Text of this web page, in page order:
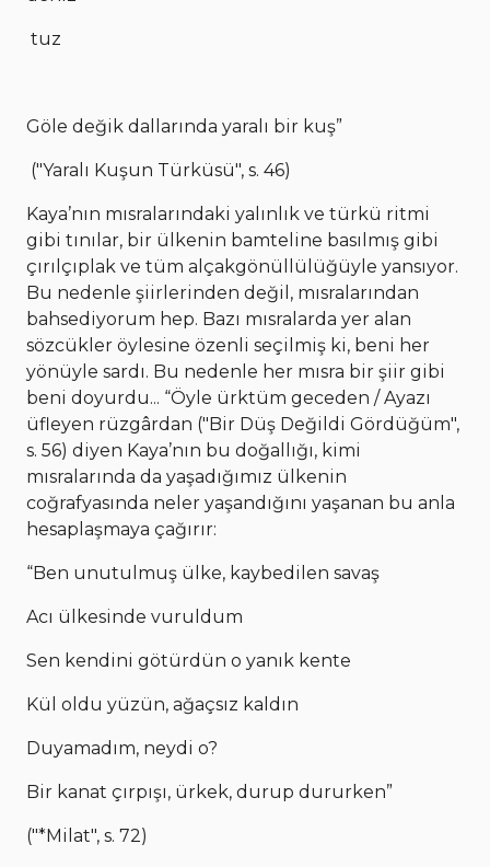
tuz
Göle değik dallarında yaralı bir kuş”
("Yaralı Kuşun Türküsü", s. 46)
Kaya’nın mısralarındaki yalınlık ve türkü ritmi
gibi tınılar, bir ülkenin bamteline basılmış gibi
çırılçıplak ve tüm alçakgönüllülüğüyle yansıyor.
Bu nedenle şiirlerinden değil, mısralarından
bahsediyorum hep. Bazı mısralarda yer alan
sözcükler öylesine özenli seçilmiş ki, beni her
yönüyle sardı. Bu nedenle her mısra bir şiir gibi
beni doyurdu... “Öyle ürktüm geceden / Ayazı
üfleyen rüzgârdan ("Bir Düş Değildi Gördüğüm",
s. 56) diyen Kaya’nın bu doğallığı, kimi
mısralarında da yaşadığımız ülkenin
coğrafyasında neler yaşandığını yaşanan bu anla
hesaplaşmaya çağırır:
“Ben unutulmuş ülke, kaybedilen savaş
Acı ülkesinde vuruldum
Sen kendini götürdün o yanık kente
Kül oldu yüzün, ağaçsız kaldın
Duyamadım, neydi o?
Bir kanat çırpışı, ürkek, durup dururken”
("*Milat", s. 72)